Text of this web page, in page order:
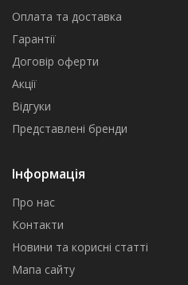
Оплата та доставка
Гарантії
Договір оферти
Акції
Відгуки
Представлені бренди
Інформація
Про нас
Контакти
Новини та корисні статті
Мапа сайту